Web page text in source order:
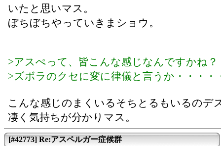
いたと思いマス。
ぼちぼちやっていきまショウ。
>アスぺって、皆こんな感じなんですかね？
>ズボラのクセに変に律儀と言うか・・・・
こんな感じのまくいるそちとるもいるのデ
凄く気持ちが分かりマス。
[#42773] Re:アスペルガー症候群